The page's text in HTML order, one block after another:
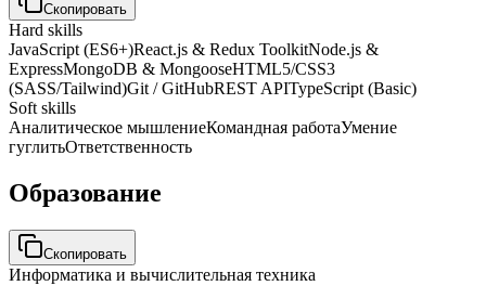
Скопировать
Hard skills
JavaScript (ES6+)React.js & Redux ToolkitNode.js &
ExpressMongoDB & MongooseHTML5/CSS3
(SASS/Tailwind)Git / GitHubREST APITypeScript (Basic)
Soft skills
Аналитическое мышлениеКомандная работаУмение
гуглитьОтветственность
Образование
Скопировать
Информатика и вычислительная техника